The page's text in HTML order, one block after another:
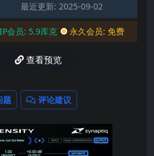
最近更新: 2025-09-02
会员: 5.9库克 永久会员: 免费
查看预览
题 评论建议